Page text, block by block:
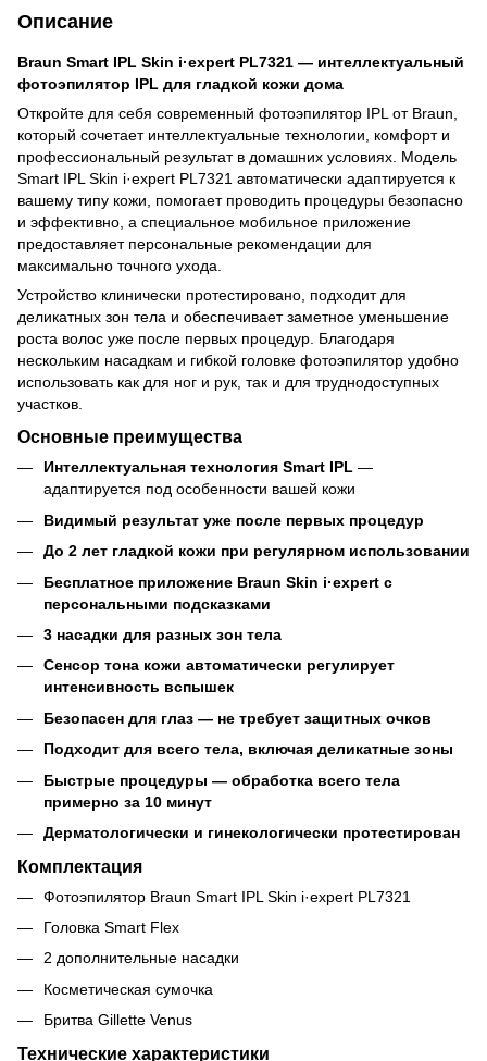
Описание
Braun Smart IPL Skin i·expert PL7321 — интеллектуальный
фотоэпилятор IPL для гладкой кожи дома
Откройте для себя современный фотоэпилятор IPL от Braun
который сочетает интеллектуальные технологии, комфорт и
профессиональный результат в домашних условиях. Модель
Smart IPL Skin i·expert PL7321 автоматически адаптируется к
вашему типу кожи, помогает проводить процедуры безопасно
и эффективно, а специальное мобильное приложение
предоставляет персональные рекомендации для
максимально точного ухода.
Устройство клинически протестировано, подходит для
деликатных зон тела и обеспечивает заметное уменьшение
роста волос уже после первых процедур. Благодаря
нескольким насадкам и гибкой головке фотоэпилятор удобно
использовать как для ног и рук, так и для труднодоступных
участков.
Основные преимущества
Интеллектуальная технология Smart IPL —
адаптируется под особенности вашей кожи
Видимый результат уже после первых процедур
До 2 лет гладкой кожи при регулярном использовании
Бесплатное приложение Braun Skin i·expert с
персональными подсказками
3 насадки для разных зон тела
Сенсор тона кожи автоматически регулирует
интенсивность вспышек
Безопасен для глаз — не требует защитных очков
Подходит для всего тела, включая деликатные зоны
Быстрые процедуры — обработка всего тела
примерно за 10 минут
Дерматологически и гинекологически протестирован
Комплектация
Фотоэпилятор Braun Smart IPL Skin i·expert PL7321
Головка Smart Flex
2 дополнительные насадки
Косметическая сумочка
Бритва Gillette Venus
Технические характеристики